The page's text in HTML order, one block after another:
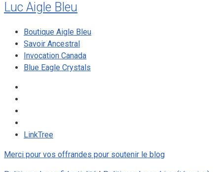
Luc Aigle Bleu
Boutique Aigle Bleu
Savoir Ancestral
Invocation Canada
Blue Eagle Crystals
LinkTree
Merci pour vos offrandes pour soutenir le blog